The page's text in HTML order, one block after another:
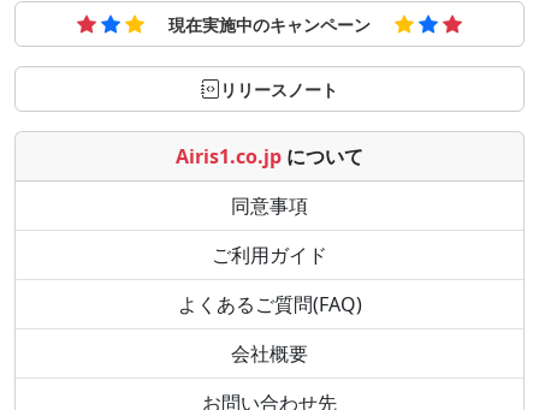
現在実施中のキャンペーン
リリースノート
Airis1.co.jp について
同意事項
ご利用ガイド
よくあるご質問(FAQ)
会社概要
お問い合わせ先